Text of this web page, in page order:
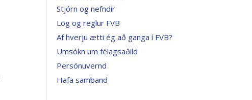
Stjórn og nefndir
Lög og reglur FVB
Af hverju ætti ég að ganga í FVB?
Umsókn um félagsaðild
Persónuvernd
Hafa samband